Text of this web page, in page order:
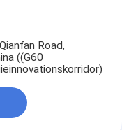
Road,
((G60